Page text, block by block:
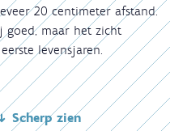
20 centimeter afstand.
goed, maar het zicht
levensjaren.
Scherp zien